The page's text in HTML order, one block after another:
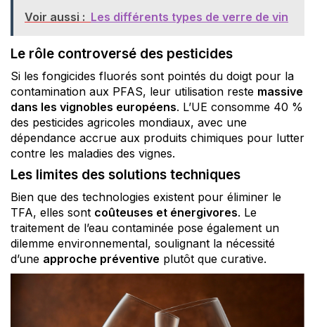
Voir aussi : Les différents types de verre de vin
Le rôle controversé des pesticides
Si les fongicides fluorés sont pointés du doigt pour la
contamination aux PFAS, leur utilisation reste massive
dans les vignobles européens. L’UE consomme 40 %
des pesticides agricoles mondiaux, avec une
dépendance accrue aux produits chimiques pour lutter
contre les maladies des vignes.
Les limites des solutions techniques
Bien que des technologies existent pour éliminer le
TFA, elles sont coûteuses et énergivores. Le
traitement de l’eau contaminée pose également un
dilemme environnemental, soulignant la nécessité
d’une approche préventive plutôt que curative.